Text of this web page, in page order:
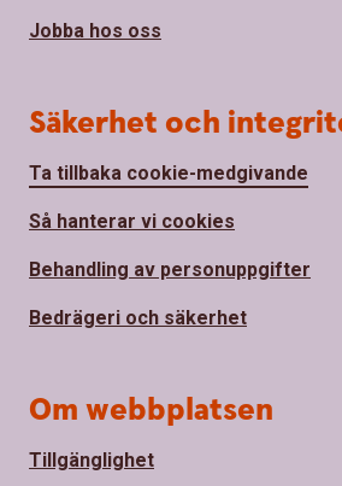
Jobba hos oss
Säkerhet och
Ta tillbaka cookie-medgivande
Så hanterar vi cookies
Behandling av personuppgifter
Bedrägeri och säkerhet
Om webbplatsen
Tillgänglighet